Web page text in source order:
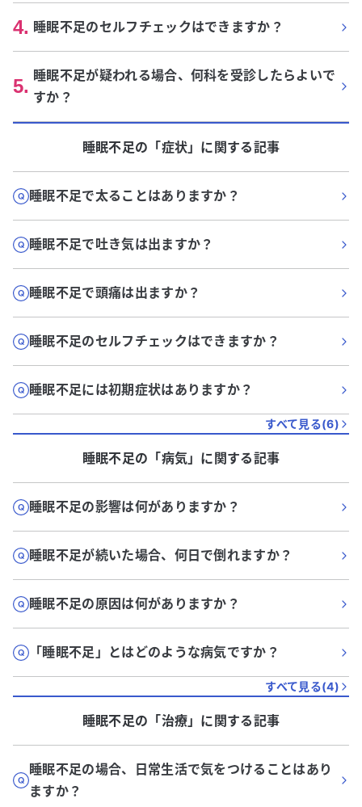
4. 睡眠不足のセルフチェックはできますか？
5. 睡眠不足が疑われる場合、何科を受診したらよいで
すか？
睡眠不足の「症状」に関する記事
睡眠不足で太ることはありますか？
睡眠不足で吐き気は出ますか？
睡眠不足で頭痛は出ますか？
睡眠不足のセルフチェックはできますか？
睡眠不足には初期症状はありますか？
すべて見る(6)
睡眠不足の「病気」に関する記事
睡眠不足の影響は何がありますか？
睡眠不足が続いた場合、何日で倒れますか？
睡眠不足の原因は何がありますか？
「睡眠不足」とはどのような病気ですか？
すべて見る(4)
睡眠不足の「治療」に関する記事
睡眠不足の場合、日常生活で気をつけることはあり
ますか？